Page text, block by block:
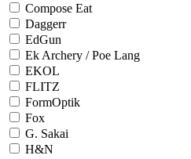
Compose Eat
Daggerr
EdGun
Ek Archery / Poe Lang
EKOL
FLITZ
FormOptik
Fox
G. Sakai
H&N